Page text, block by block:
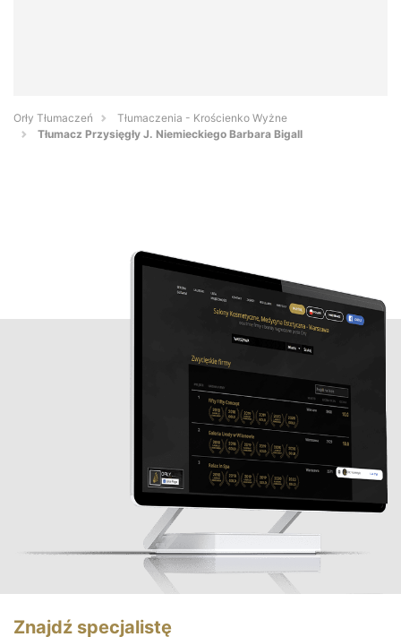
Orły Tłumaczeń
Tłumaczenia - Krościenko Wyżne
Tłumacz Przysięgły J. Niemieckiego Barbara Bigall
Znajdź specjalistę